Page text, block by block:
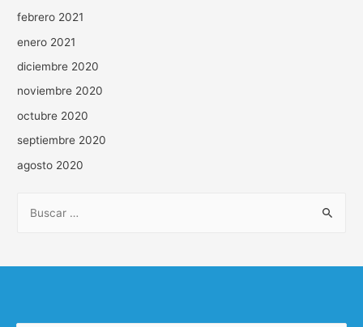
febrero 2021
enero 2021
diciembre 2020
noviembre 2020
octubre 2020
septiembre 2020
agosto 2020